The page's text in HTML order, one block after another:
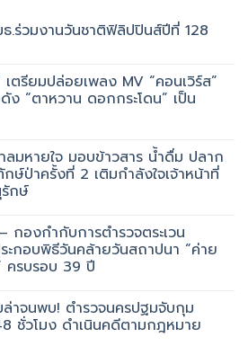
.ร่วมงานวันชาติฟิลิปปินส์ปีที่ 128
ตรียมปล่อยเพลง MV “คอนเวิร์ส”
ง “ตาหวาน ดอกกระโดน” เป็น
มหายใจ มอบข้าวสาร น้ำดื่ม ปลาก
ษ์ป่าครั้งที่ 2 เติมกำลังใจเจ้าหน้าที่
กษ์
กองกำกับการตำรวจตระเวน
ะกอบพิธีวันคล้ายวันสถาปนา “ค่าย
ครบรอบ 39 ปี
าจนพบ! ตำรวจนครปฐมจับกุม
ชั่วโมง ดำเนินคดีตามกฎหมาย